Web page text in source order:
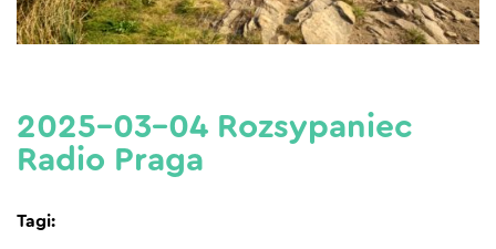
2025-03-04 Rozsypaniec
Radio Praga
Tagi: